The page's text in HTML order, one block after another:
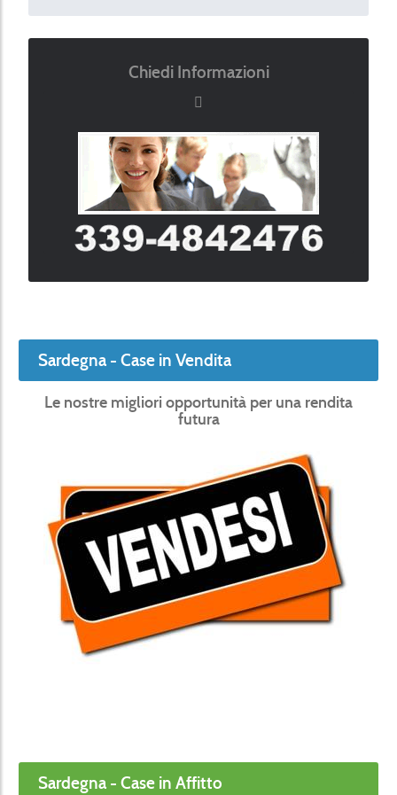
Chiedi Informazioni
Sardegna - Case in Vendita
Le nostre migliori opportunità per una rendita
futura
Sardegna - Case in Affitto